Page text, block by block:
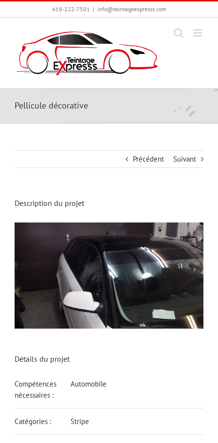
Passer
418-222-7501 | info@teintageexpresss.com
Pellicule décorative
Précédent Suivant
Description du projet
Détails du projet
Compétences
nécessaires :
Automobile
Catégories : Stripe